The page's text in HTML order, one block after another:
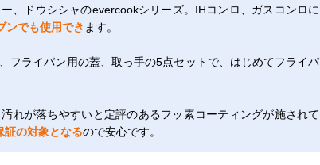
、ドウシシャのevercookシリーズ。IHコンロ、ガスコンロに
ンでも使用でき ます。
フライパン用の蓋、取っ手の5点セットで、はじめてフライパ
れが落ちやすいと定評のあるフッ素コーティングが施されて
証の対象となるので安心です。